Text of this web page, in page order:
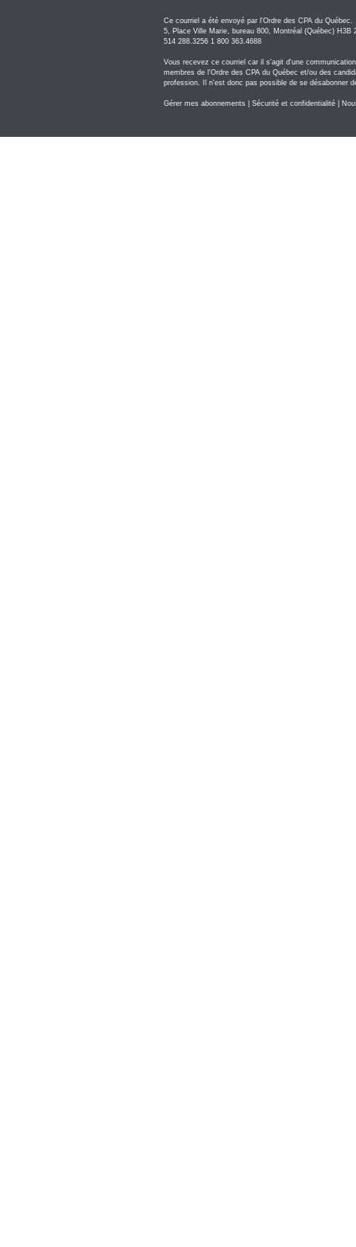
Ce courriel a été envoyé par l'Ordre des CPA du Québec.
5, Place Ville Marie, bureau 800, Montréal (Québec) H3B
514 288.3256 1 800 363.4688
Vous recevez ce courriel car il s'agit d'une
membres de l'Ordre des CPA du Québec et/ou des
profession. Il n'est donc pas possible de se désabonner
Gérer mes abonnements Sécurité et confidentialité